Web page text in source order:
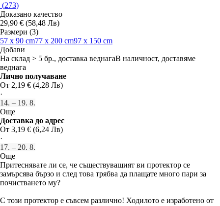
(273)
Доказано качество
29,90 € (58,48 Лв)
Размери (3)
57 x 90 cm77 x 200 cm97 x 150 cm
Добави
На склад > 5 бр., доставка веднагаВ наличност, доставяме
веднага
Лично получаване
От 2,19 € (4,28 Лв)
·
14. – 19. 8.
Още
Доставка до адрес
От 3,19 € (6,24 Лв)
·
17. – 20. 8.
Още
Притеснявате ли се, че съществуващият ви протектор се
замърсява бързо и след това трябва да плащате много пари за
почистването му?
С този протектор е съвсем различно! Ходилото е изработено от